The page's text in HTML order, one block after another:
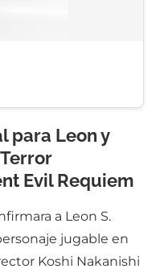
para Leon y
Evil Requiem
a Leon S.
jugable en
Koshi Nakanishi